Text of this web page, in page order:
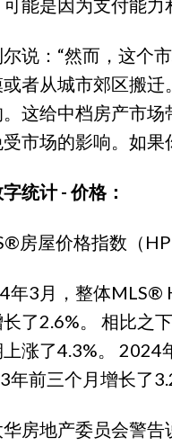
能是因为支付能力
说：“然而，这个
者从城市郊区搬
。这给中档房产市
市场的影响。如果
统计 - 价格：
房屋价格指数（
年3月，整体MLS®
长了2.6%。 相比之
上涨了4.3%。
年前三个月增长了
房地产委员会警